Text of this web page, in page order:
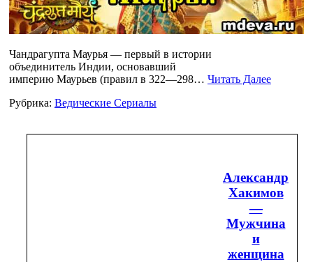
Чандрагупта Маурья — первый в истории
объединитель Индии, основавший
империю Маурьев (правил в 322—298… Читать Далее
Рубрика: Ведические Сериалы
Александр
Хакимов
—
Мужчина
и
женщина